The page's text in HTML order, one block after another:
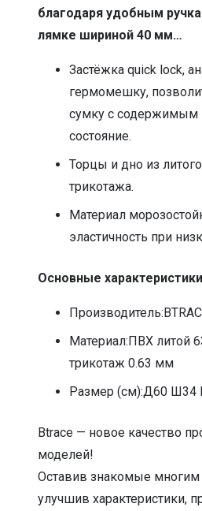
благодаря удобным
лямке шириной 40 мм…
Застёжка quick lock,
гермомешку,
сумку с содержимым
состояние.
Торцы и дно из
трикотажа.
Материал
эластичность при
Основные характеристики
Материал:ПВХ литой
трикотаж 0.63 мм
Размер (см):Д60 Ш34
Btrace — новое качество
моделей!
Оставив знакомые многим
улучшив характеристики,